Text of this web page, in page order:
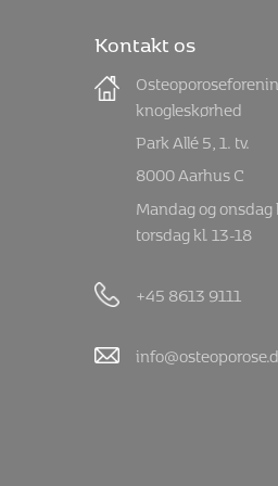
Kontakt os
knogleskørhed
Park Allé 5, 1. tv.
8000 Aarhus C
Mandag og
torsdag kl. 13-18
+45 8613 9111